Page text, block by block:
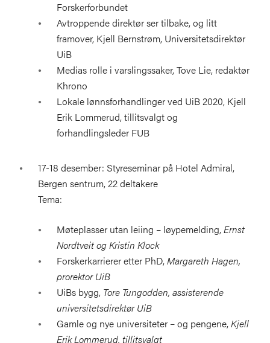
Forskerforbundet
Avtroppende direktør ser tilbake, og litt
framover, Kjell Bernstrøm, Universitetsdirektør
UiB
Medias rolle i varslingssaker, Tove Lie, redaktør
Khrono
Lokale lønnsforhandlinger ved UiB 2020, Kjell
Erik Lommerud, tillitsvalgt og
forhandlingsleder FUB
17-18 desember: Styreseminar på Hotel Admiral,
Bergen sentrum, 22 deltakere
Tema:
Møteplasser utan leiing – løypemelding,Ernst
Nordtveit og Kristin Klock
Forskerkarrierer etter PhD,Margareth Hagen,
prorektor UiB
UiBs bygg, Tore Tungodden, assisterende
universitetsdirektør UiB
Gamle og nye universiteter – og pengene,Kjell
Erik Lommerud, tillitsvalgt